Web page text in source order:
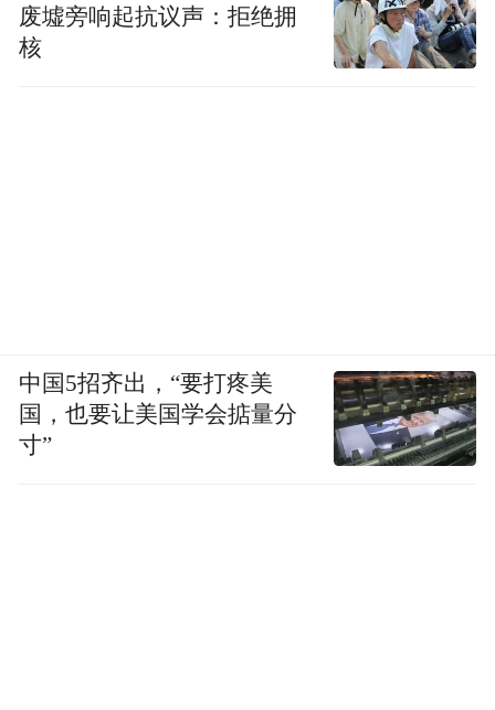
废墟旁响起抗议声：拒绝拥
核
中国5招齐出，“要打疼美
国，也要让美国学会掂量分
寸”